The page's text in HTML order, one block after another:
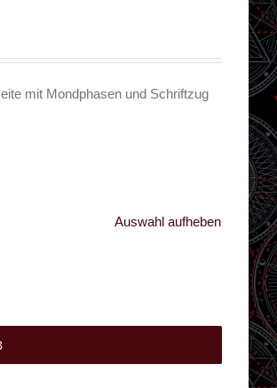
mit Mondphasen und Schriftzug
Auswahl aufheben